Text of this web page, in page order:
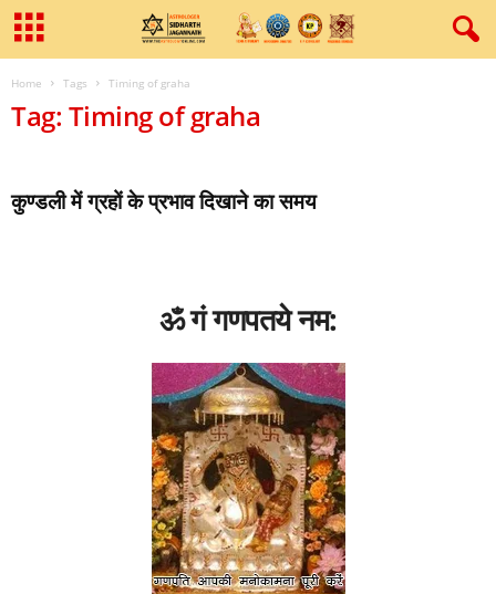
Home Tags Timing of graha
Tag: Timing of graha
कुण्‍डली में ग्रहों के प्रभाव दिखाने का समय
ॐ गं गणपतये नम: